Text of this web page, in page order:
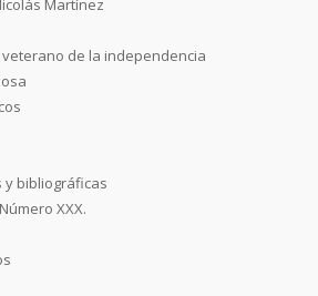
veterano de la independencia
y bibliográficas
XXX.